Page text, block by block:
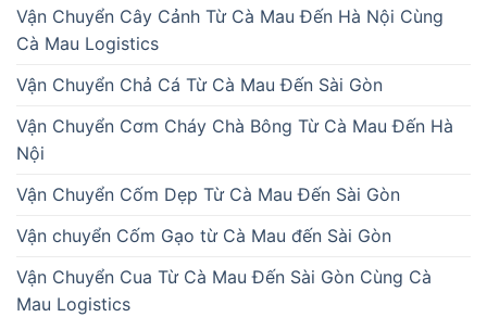
Vận Chuyển Cây Cảnh Từ Cà Mau Đến Hà Nội Cùng
Cà Mau Logistics
Vận Chuyển Chả Cá Từ Cà Mau Đến Sài Gòn
Vận Chuyển Cơm Cháy Chà Bông Từ Cà Mau Đến Hà
Nội
Vận Chuyển Cốm Dẹp Từ Cà Mau Đến Sài Gòn
Vận chuyển Cốm Gạo từ Cà Mau đến Sài Gòn
Vận Chuyển Cua Từ Cà Mau Đến Sài Gòn Cùng Cà
Mau Logistics